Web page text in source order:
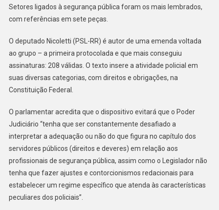
Setores ligados à segurança pública foram os mais lembrados,
com referências em sete peças.
O deputado Nicoletti (PSL-RR) é autor de uma emenda voltada
ao grupo – a primeira protocolada e que mais conseguiu
assinaturas: 208 válidas. O texto insere a atividade policial em
suas diversas categorias, com direitos e obrigações, na
Constituição Federal.
O parlamentar acredita que o dispositivo evitará que o Poder
Judiciário “tenha que ser constantemente desafiado a
interpretar a adequação ou não do que figura no capítulo dos
servidores públicos (direitos e deveres) em relação aos
profissionais de segurança pública, assim como o Legislador não
tenha que fazer ajustes e contorcionismos redacionais para
estabelecer um regime específico que atenda às características
peculiares dos policiais”.